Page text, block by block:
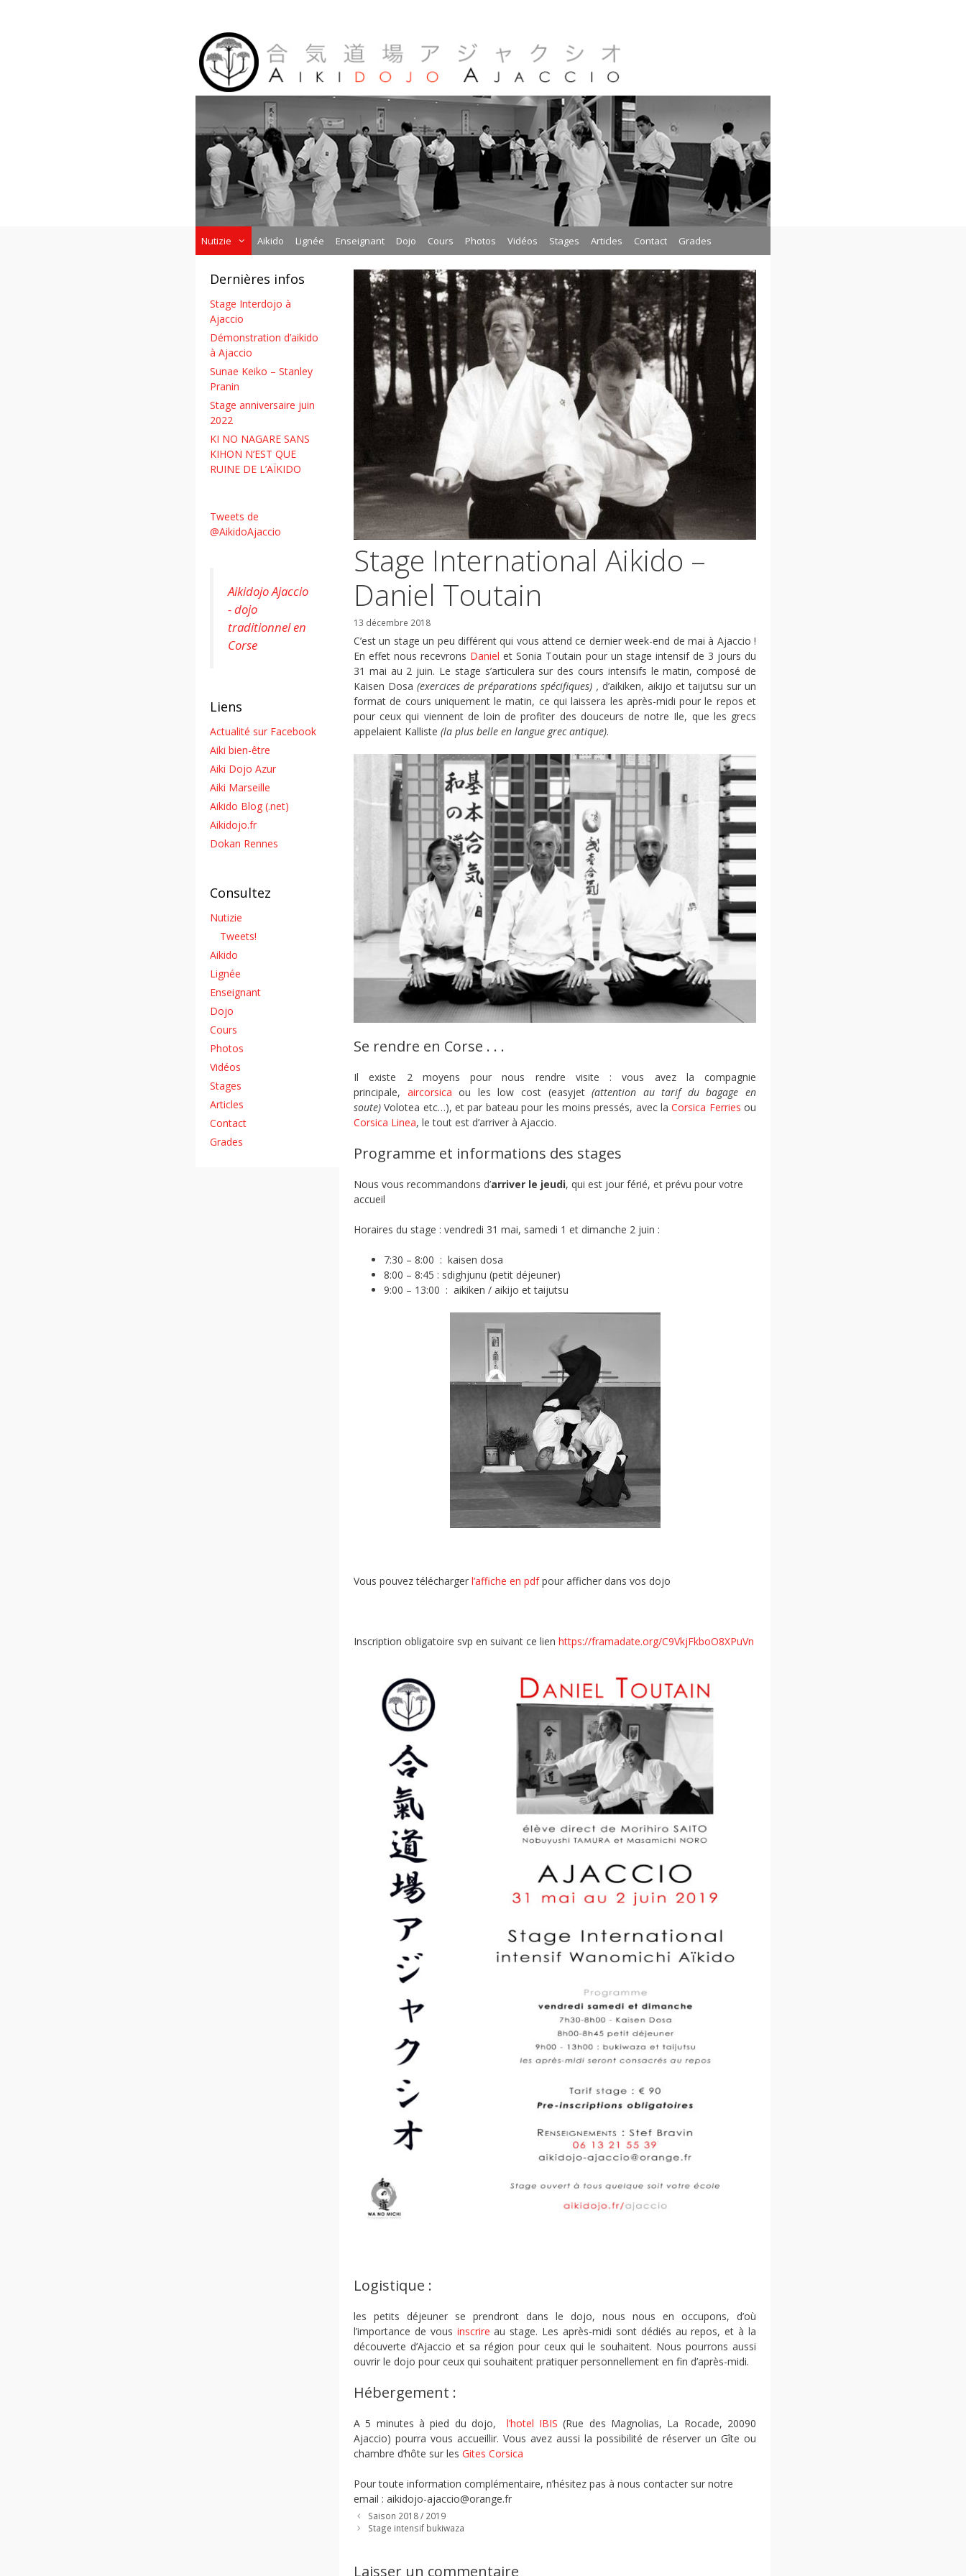
Nutizie Aikido Lignée Enseignant Dojo Cours Photos Vidéos Stages Articles Contact Grades
Stage International Aikido –
Daniel Toutain
13 décembre 2018
C’est un stage un peu différent qui vous attend ce dernier week-end de mai à Ajaccio !
En effet nous recevrons Danielet Sonia Toutain pour un stage intensif de 3 jours du
31 mai au 2 juin. Le stage s’articulera sur des cours intensifs le matin, composé de
Kaisen Dosa(exercices de préparations spécifiques) , d’aikiken, aikijo et taijutsu sur un
format de cours uniquement le matin, ce qui laissera les après-midi pour le repos et
pour ceux qui viennent de loin de profiter des douceurs de notre Ile, que les grecs
appelaient Kalliste (la plus belle en langue grec antique).
Se rendre en Corse . . .
Il existe 2 moyens pour nous rendre visite : vous avez la compagnie
principale, aircorsica ou les low cost (easyjet(attention au tarif du bagage en
soute)Volotea etc…), et par bateau pour les moins pressés, avec laCorsica Ferries ou
Corsica Linea, le tout est d’arriver à Ajaccio.
Programme et informations des stages
Nous vous recommandons d’arriver le jeudi, qui est jour férié, et prévu pour votre
accueil
Horaires du stage : vendredi 31 mai, samedi 1 et dimanche 2 juin :
7:30 – 8:00 : kaisen dosa
8:00 – 8:45 : sdighjunu (petit déjeuner)
9:00 – 13:00 : aikiken / aikijo et taijutsu
Vous pouvez télécharger l’affiche en pdfpour afficher dans vos dojo
Inscription obligatoire svp en suivant ce lien https://framadate.org/C9VkjFkboO8XPuVn
Logistique :
les petits déjeuner se prendront dans le dojo, nous nous en occupons, d’où
l’importance de vous inscrire au stage. Les après-midi sont dédiés au repos, et à la
découverte d’Ajaccio et sa région pour ceux qui le souhaitent. Nous pourrons aussi
ouvrir le dojo pour ceux qui souhaitent pratiquer personnellement en fin d’après-midi.
Hébergement :
A 5 minutes à pied du dojo, l’hotel IBIS (Rue des Magnolias, La Rocade, 20090
Ajaccio) pourra vous accueillir. Vous avez aussi la possibilité de réserver un Gîte ou
chambre d’hôte sur les Gites Corsica
Pour toute information complémentaire, n’hésitez pas à nous contacter sur notre
email : aikidojo-ajaccio@orange.fr
Saison 2018 / 2019
Stage intensif bukiwaza
Laisser un commentaire
Dernières infos
Stage Interdojo à
Ajaccio
Démonstration d’aikido
à Ajaccio
Sunae Keiko – Stanley
Pranin
Stage anniversaire juin
2022
KI NO NAGARE SANS
KIHON N’EST QUE
RUINE DE L’AÏKIDO
Tweets de
@AikidoAjaccio
Aikidojo Ajaccio
- dojo
traditionnel en
Corse
Liens
Actualité sur Facebook
Aiki bien-être
Aiki Dojo Azur
Aiki Marseille
Aikido Blog (.net)
Aikidojo.fr
Dokan Rennes
Consultez
Nutizie
Tweets!
Aikido
Lignée
Enseignant
Dojo
Cours
Photos
Vidéos
Stages
Articles
Contact
Grades